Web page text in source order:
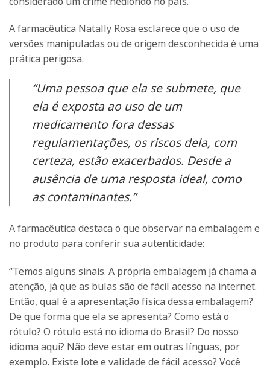
A farmacêutica Natally Rosa esclarece que o uso de
versões manipuladas ou de origem desconhecida é uma
prática perigosa.
“Uma pessoa que ela se submete, que
ela é exposta ao uso de um
medicamento fora dessas
regulamentações, os riscos dela, com
certeza, estão exacerbados. Desde a
ausência de uma resposta ideal, como
as contaminantes.”
A farmacêutica destaca o que observar na embalagem e
no produto para conferir sua autenticidade:
“Temos alguns sinais. A própria embalagem já chama a
atenção, já que as bulas são de fácil acesso na internet.
Então, qual é a apresentação física dessa embalagem?
De que forma que ela se apresenta? Como está o
rótulo? O rótulo está no idioma do Brasil? Do nosso
idioma aqui? Não deve estar em outras línguas, por
exemplo. Existe lote e validade de fácil acesso? Você